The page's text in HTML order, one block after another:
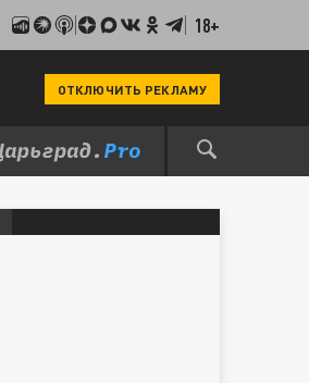
18+
ОТКЛЮЧИТЬ РЕКЛАМУ